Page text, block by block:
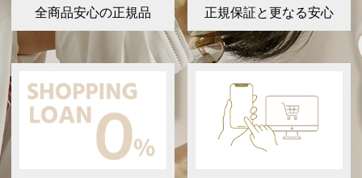
全商品安心の正規品 正規保証と更なる安心